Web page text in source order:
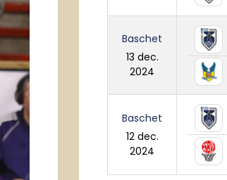
Baschet
13 dec.
2024
Baschet
12 dec.
2024